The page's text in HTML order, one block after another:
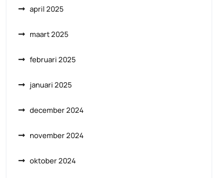
april 2025
maart 2025
februari 2025
januari 2025
december 2024
november 2024
oktober 2024